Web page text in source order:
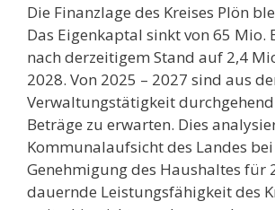
Die Finanzlage des Kreises Plön
Das Eigenkaptal sinkt von 65 Mio.
nach derzeitigem Stand auf 2,4
2028. Von 2025 – 2027 sind aus
Verwaltungstätigkeit
Beträge zu erwarten. Dies
Kommunalaufsicht des Landes
Genehmigung des Haushaltes für
dauernde Leistungsfähigkeit des